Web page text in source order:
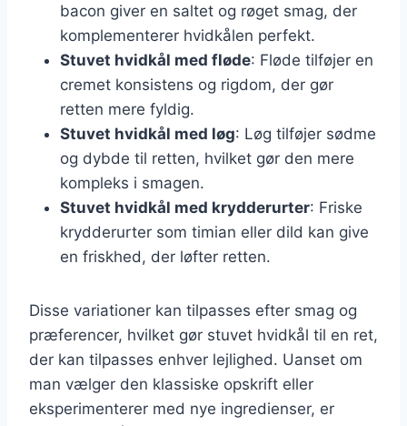
bacon giver en saltet og røget smag, der
komplementerer hvidkålen perfekt.
Stuvet hvidkål med fløde: Fløde tilføjer en
cremet konsistens og rigdom, der gør
retten mere fyldig.
Stuvet hvidkål med løg: Løg tilføjer sødme
og dybde til retten, hvilket gør den mere
kompleks i smagen.
Stuvet hvidkål med krydderurter: Friske
krydderurter som timian eller dild kan give
en friskhed, der løfter retten.
Disse variationer kan tilpasses efter smag og
præferencer, hvilket gør stuvet hvidkål til en ret,
der kan tilpasses enhver lejlighed. Uanset om
man vælger den klassiske opskrift eller
eksperimenterer med nye ingredienser, er